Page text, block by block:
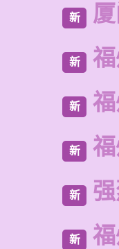
新
新
新
新
新
新